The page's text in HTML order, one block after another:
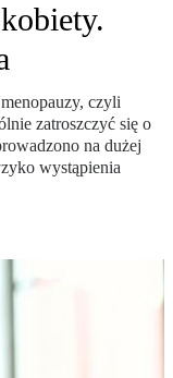
czyli
zatroszczyć się o
na dużej
wystąpienia